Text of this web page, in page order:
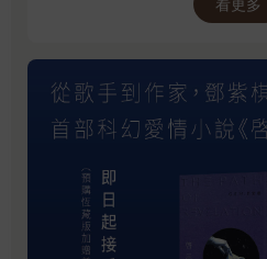
個受造的生命在尋覓宇宙
的答案——它讓分離的靈魂
癒合，讓虛幻的存在成真。
每一件事情，你所遇到的
到的任何挑戰，無論好的
都可以從中發現啟示。
非常寫實，雖然它是一個
說，但是G.E.M. 覺得它是
看更多